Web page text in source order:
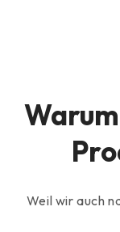
Weil wir auch